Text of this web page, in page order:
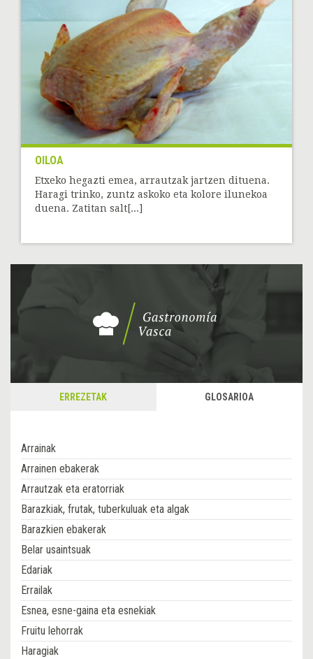
OILOA
Etxeko hegazti emea, arrautzak jartzen dituena.
Haragi trinko, zuntz askoko eta kolore ilunekoa
duena. Zatitan salt[...]
ERREZETAK GLOSARIOA
Arrainak
Arrainen ebakerak
Arrautzak eta eratorriak
Barazkiak, frutak, tuberkuluak eta algak
Barazkien ebakerak
Belar usaintsuak
Edariak
Errailak
Esnea, esne-gaina eta esnekiak
Fruitu lehorrak
Haragiak